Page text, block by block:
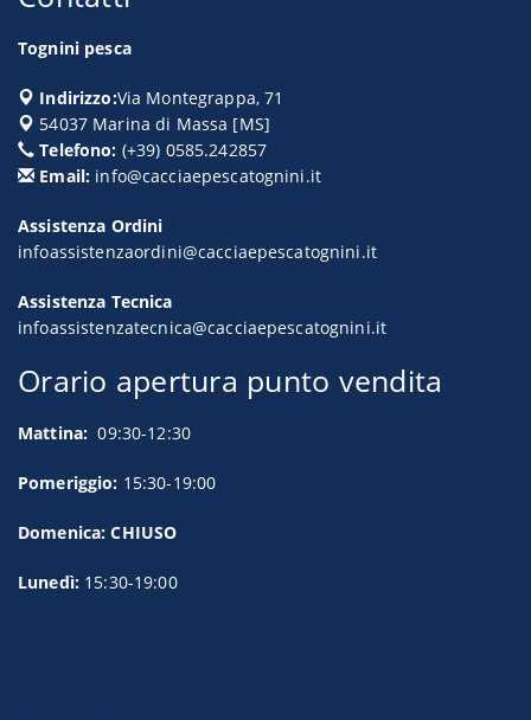
Tognini pesca
Indirizzo:Via Montegrappa, 71
54037 Marina di Massa [MS]
Telefono: (+39) 0585.242857
Email: info@cacciaepescatognini.it
Assistenza Ordini
infoassistenzaordini@cacciaepescatognini.it
Assistenza Tecnica
infoassistenzatecnica@cacciaepescatognini.it
Orario apertura punto vendita
Mattina: 09:30-12:30
Pomeriggio: 15:30-19:00
Domenica: CHIUSO
Lunedì: 15:30-19:00